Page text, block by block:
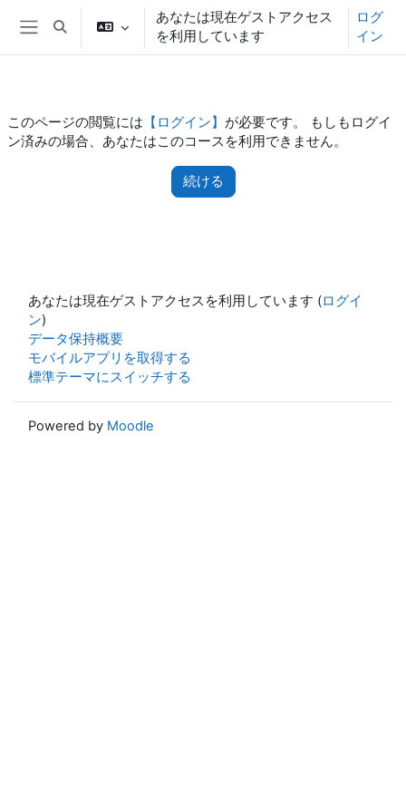
メインコンテンツへスキップする
サイドパネル
検索入力に切り替える
あなたは現在ゲストアクセス
を利用しています
ログ
イン
このページの閲覧には 【ログイン】 が必要です。 もしもログイ
ン済みの場合、あなたはこのコースを利用できません。
続ける
あなたは現在ゲストアクセスを利用しています (ログイ
ン)
データ保持概要
モバイルアプリを取得する
標準テーマにスイッチする
Powered by Moodle